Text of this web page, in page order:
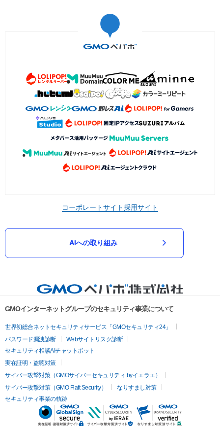
コーポレートサイト採用サイト
AIへの取り組み
GMOインターネットグループのセキュリティ事業について
世界初総合ネットセキュリティサービス「GMOセキュリティ24」
パスワード漏洩診断
Webサイトリスク診断
セキュリティ相談AIチャットボット
実在証明・盗聴対策
サイバー攻撃対策（GMOサイバーセキュリティ byイエラエ）
サイバー攻撃対策（GMO Flatt Security）
なりすまし対策
セキュリティ事業の軌跡